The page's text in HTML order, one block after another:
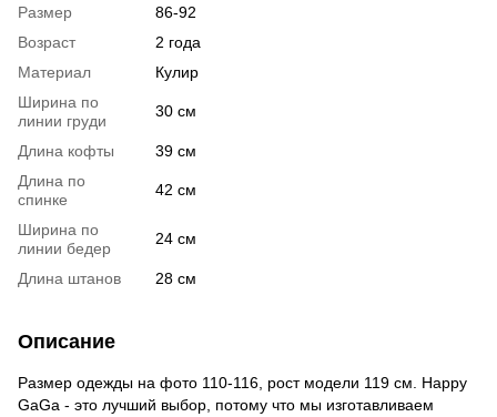
Размер
86-92
Возраст
2 года
Материал
Кулир
Ширина по
линии груди
30 см
Длина кофты
39 см
Длина по
спинке
42 см
Ширина по
линии бедер
24 см
Длина штанов 28 см
Описание
Размер одежды на фото 110-116, рост модели 119 см. Happy
GaGa - это лучший выбор, потому что мы изготавливаем